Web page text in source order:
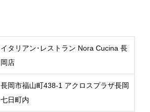
イタリアン･レストラン Nora Cucina 長
岡店
長岡市福山町438-1 アクロスプラザ長岡
七日町内